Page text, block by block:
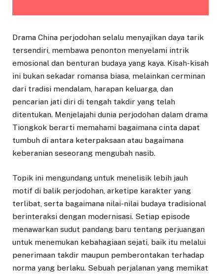
Drama China perjodohan selalu menyajikan daya tarik
tersendiri, membawa penonton menyelami intrik
emosional dan benturan budaya yang kaya. Kisah-kisah
ini bukan sekadar romansa biasa, melainkan cerminan
dari tradisi mendalam, harapan keluarga, dan
pencarian jati diri di tengah takdir yang telah
ditentukan. Menjelajahi dunia perjodohan dalam drama
Tiongkok berarti memahami bagaimana cinta dapat
tumbuh di antara keterpaksaan atau bagaimana
keberanian seseorang mengubah nasib.
Topik ini mengundang untuk menelisik lebih jauh
motif di balik perjodohan, arketipe karakter yang
terlibat, serta bagaimana nilai-nilai budaya tradisional
berinteraksi dengan modernisasi. Setiap episode
menawarkan sudut pandang baru tentang perjuangan
untuk menemukan kebahagiaan sejati, baik itu melalui
penerimaan takdir maupun pemberontakan terhadap
norma yang berlaku. Sebuah perjalanan yang memikat